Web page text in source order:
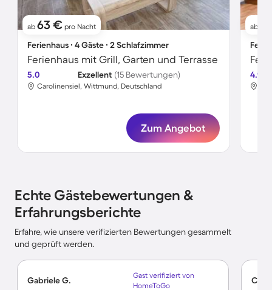
ab 63 € pro Nacht
Ferienhaus ∙ 4 Gäste ∙ 2 Schlafzimmer
Ferienhaus mit Grill, Garten und Terrasse
5.0 Exzellent (15 Bewertungen)
Carolinensiel, Wittmund, Deutschland
Zum Angebot
ab
4.9
Echte Gästebewertungen &
Erfahrungsberichte
Erfahre, wie unsere verifizierten Bewertungen gesammelt
und geprüft werden.
Gabriele G.
Gast verifiziert von
HomeToGo